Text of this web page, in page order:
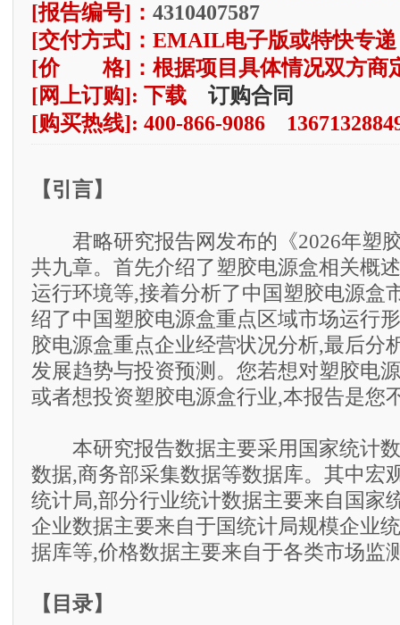
[报告编号]： 4310407587
[交付方式]：EMAIL电子版或特快专递
[价 格]：根据项目具体情况双方商
[网上订购]: 下载 订购合同
[购买热线]: 400-866-9086
【引言】
君略研究报告网发布的《2026年塑
共九章。首先介绍了塑胶电源盒相关概
运行环境等,接着分析了中国塑胶电源盒
绍了中国塑胶电源盒重点区域市场运行
胶电源盒重点企业经营状况分析,最后分
发展趋势与投资预测。您若想对塑胶电
或者想投资塑胶电源盒行业,本报告是您
本研究报告数据主要采用国家统计数
数据,商务部采集数据等数据库。其中宏
统计局,部分行业统计数据主要来自国家
企业数据主要来自于国统计局规模企业
据库等,价格数据主要来自于各类市场监
【目录】